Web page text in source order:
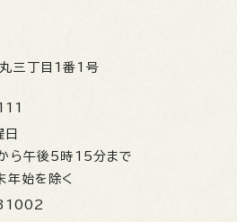
三丁目1番1号
日
ら午後5時15分まで
年始を除く